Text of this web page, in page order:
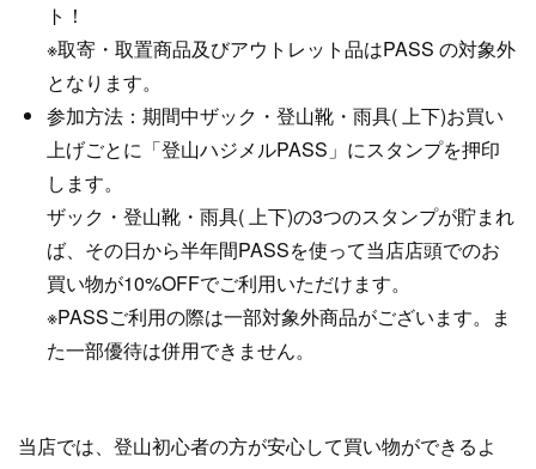
ト！
※取寄・取置商品及びアウトレット品はPASS の対象外
となります。
参加方法：期間中ザック・登山靴・雨具( 上下)お買い
上げごとに「登山ハジメルPASS」にスタンプを押印
します。
ザック・登山靴・雨具( 上下)の3つのスタンプが貯まれ
ば、その日から半年間PASSを使って当店店頭でのお
買い物が10%OFFでご利用いただけます。
※PASSご利用の際は一部対象外商品がございます。ま
た一部優待は併用できません。
当店では、登山初心者の方が安心して買い物ができるよ